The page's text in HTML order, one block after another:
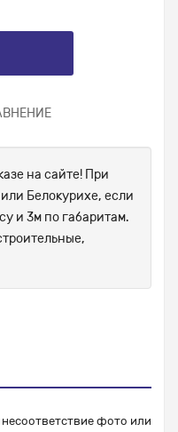
на сайте! При
Белокурихе, если
и 3м по габаритам.
фото или